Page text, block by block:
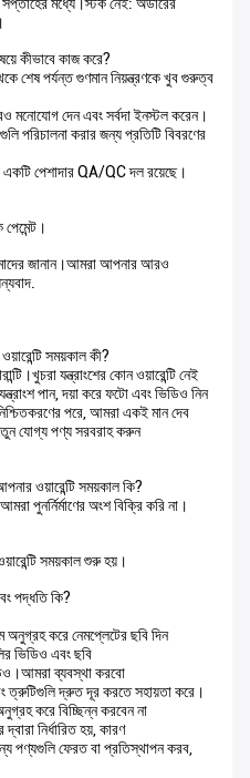
মধ্যে।স্টক নেই: অর্ডারের
কীভাবে কাজ করে?
শেষ পর্যন্ত গুণমান নিয়ন্ত্রণকে খুব গুরুত্ব
মনোযোগ দেন এবং সর্বদা ইনস্টল করেন।
পরিচালনা করার জন্য প্রতিটি বিবরণের
একটি পেশাদার QA/QC দল রয়েছে।
জানান।আমরা আপনার আরও
সময়কাল কী?
যন্ত্রাংশের কোন ওয়ারেন্টি নেই
পান, দয়া করে ফটো এবং ভিডিও নিন
পরে, আমরা একই মান দেব
যোগ্য পণ্য সরবরাহ করুন
ওয়ারেন্টি সময়কাল কি?
পুনর্নির্মাণের অংশ বিক্রি করি না।
সময়কাল শুরু হয়।
পদ্ধতি কি?
করে নেমপ্লেটের ছবি দিন
ভিডিও এবং ছবি
ব্যবস্থা করবো
ত্রুটিগুলি দ্রুত দূর করতে সহায়তা করে।
করে বিচ্ছিন্ন করবেন না
নির্ধারিত হয়, কারণ
পণ্যগুলি ফেরত বা প্রতিস্থাপন করব,